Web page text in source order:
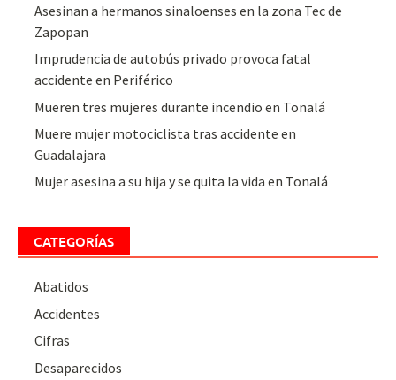
Asesinan a hermanos sinaloenses en la zona Tec de
Zapopan
Imprudencia de autobús privado provoca fatal
accidente en Periférico
Mueren tres mujeres durante incendio en Tonalá
Muere mujer motociclista tras accidente en
Guadalajara
Mujer asesina a su hija y se quita la vida en Tonalá
CATEGORÍAS
Abatidos
Accidentes
Cifras
Desaparecidos